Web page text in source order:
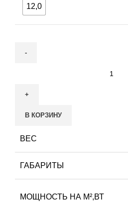
12,0
Нагревательный
«FIRST
200
В КОРЗИНУ
ВЕС
ГАБАРИТЫ
МОЩНОСТЬ НА М²,ВТ